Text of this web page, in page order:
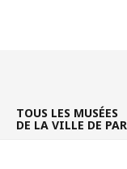
TOUS LES MUSÉES
DE LA VILLE DE